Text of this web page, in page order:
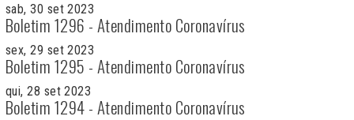
sab, 30 set 2023
Boletim 1296 - Atendimento Coronavírus
sex, 29 set 2023
Boletim 1295 - Atendimento Coronavírus
qui, 28 set 2023
Boletim 1294 - Atendimento Coronavírus